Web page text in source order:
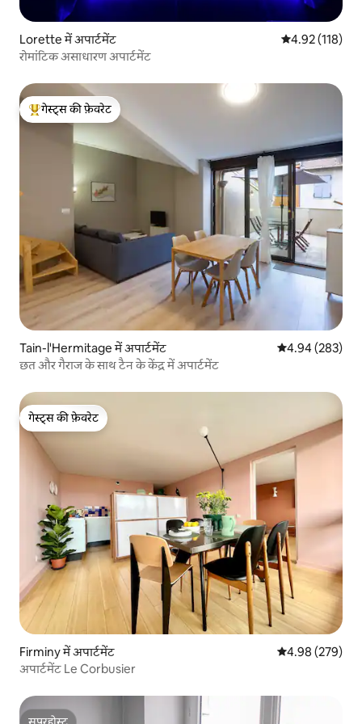
Lorette में अपार्टमेंट औसत रेटिंग 5 में से
4.92 (118)
रोमांटिक असाधारण अपार्टमेंट
गेस्ट्स का टॉप फ़ेवरेट
गेस्ट्स की फ़ेवरेट
Tain-l'Hermitage में अपार्टमेंट औसत रेटिंग 5 में से
4.94 (283)
छत और गैराज के साथ टैन के केंद्र में अपार्टमेंट
गेस्ट्स की फ़ेवरेट
गेस्ट्स की फ़ेवरेट
Firminy में अपार्टमेंट औसत रेटिंग 5 में से
4.98 (279)
अपार्टमेंट Le Corbusier